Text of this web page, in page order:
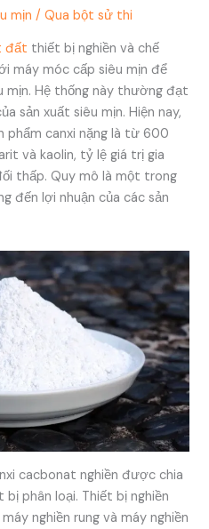
mịn / Quabột sử thi
đất thiết bị nghiền và chế
máy móc cấp siêu mịn để
mịn. Hệ thống này thường đạt
sản xuất siêu mịn. Hiện nay,
phẩm canxi nặng là từ 600
và kaolin, tỷ lệ giá trị gia
thấp. Quy mô là một trong
đến lợi nhuận của các sản
cacbonat nghiền được chia
phân loại. Thiết bị nghiền
máy nghiền rung và máy nghiền